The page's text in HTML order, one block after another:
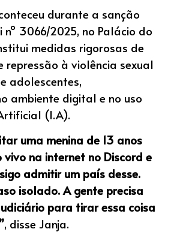
durante a sanção
3066/2025, no Palácio do
medidas rigorosas de
repressão à violência sexual
adolescentes,
ambiente digital e no uso
(I.A).
uma menina de 13 anos
na internet no Discord e
admitir um país desse.
isolado. A gente precisa
para tirar essa coisa
, disse Janja.